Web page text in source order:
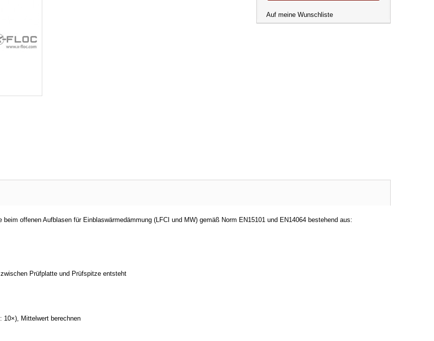
Auf meine Wunschliste
offenen Aufblasen für Einblaswärmedämmung (LFCI und MW) gemäß Norm EN15101 und EN14064 bestehend aus:
Prüfplatte und Prüfspitze entsteht
10×), Mittelwert berechnen